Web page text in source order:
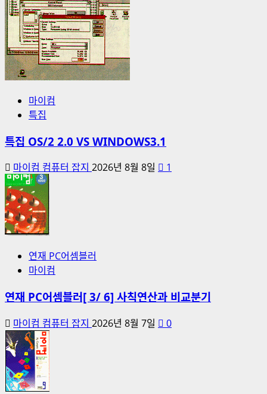
마이컴
특집
특집 OS/2 2.0 VS WINDOWS3.1
마이컴 컴퓨터 잡지 2026년 8월 8일 1
연재 PC어셈블러
마이컴
연재 PC어셈블러[ 3/ 6] 사칙연산과 비교분기
마이컴 컴퓨터 잡지 2026년 8월 7일 0